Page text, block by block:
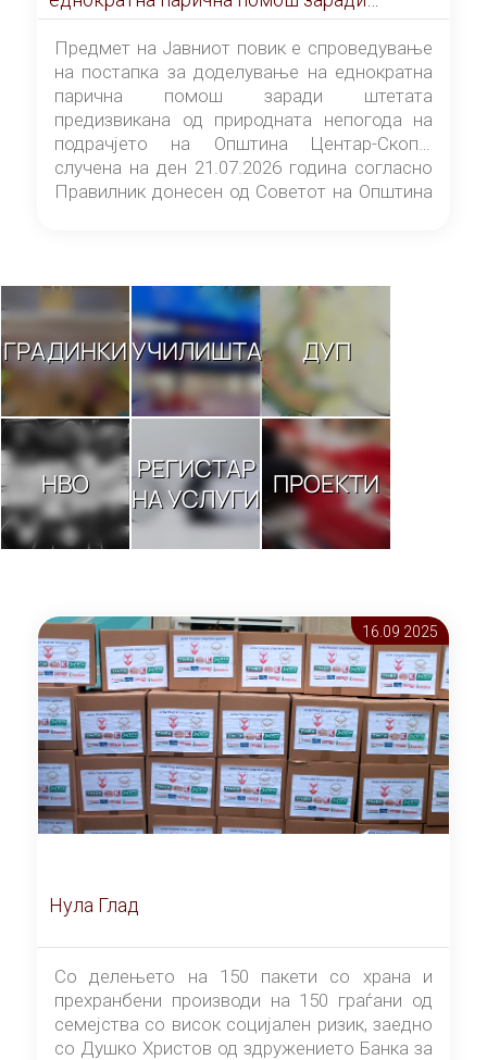
штетата предизвикана од природната
непогода на подрачјето на Општина
Центар-Скопје случена на ден 21.07.2026
година
Предмет на Јавниот повик е спроведување
на постапка за доделување на еднократна
парична помош заради штетата
предизвикана од природната непогода на
подрачјето на Општина Центар-Скопје
случена на ден 21.07.2026 година согласно
Правилник донесен од Советот на Општина
ГРАДИНКИУЧИЛИШТА ДУП
НВО
РЕГИСТАР
НА УСЛУГИ ПРОЕКТИ
16.09 2025
Нула Глад
Со делењето на 150 пакети со храна и
прехранбени производи на 150 граѓани од
семејства со висок социјален ризик, заедно
со Душко Христов од здружението Банка за